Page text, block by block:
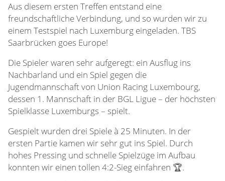
Aus diesem ersten Treffen entstand eine
freundschaftliche Verbindung, und so wurden wir zu
einem Testspiel nach Luxemburg eingeladen. TBS
Saarbrücken goes Europe!
Die Spieler waren sehr aufgeregt: ein Ausflug ins
Nachbarland und ein Spiel gegen die
Jugendmannschaft von Union Racing Luxembourg,
dessen 1. Mannschaft in der BGL Ligue – der höchsten
Spielklasse Luxemburgs – spielt.
Gespielt wurden drei Spiele à 25 Minuten. In der
ersten Partie kamen wir sehr gut ins Spiel. Durch
hohes Pressing und schnelle Spielzüge im Aufbau
konnten wir einen tollen 4:2-Sieg einfahren 🏆.